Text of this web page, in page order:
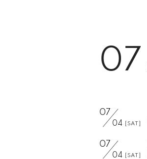
07
07
04 [SAT]
07
04 [SAT]